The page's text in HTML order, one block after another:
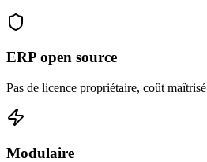
ERP open source
Pas de licence propriétaire, coût maîtrisé
Modulaire